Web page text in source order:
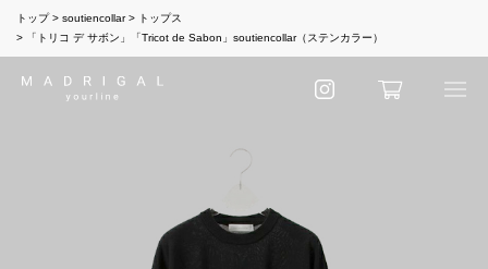
トップ soutiencollar
トップス
「トリコ デ サボン」「Tricot de Sabon」soutiencollar（ステンカラー）